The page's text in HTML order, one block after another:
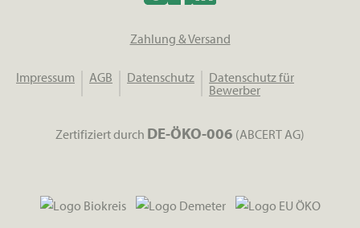
Zahlung & Versand
Impressum AGB Datenschutz
Datenschutz für
Bewerber
Zertifiziert durch DE-ÖKO-006 (ABCERT AG)